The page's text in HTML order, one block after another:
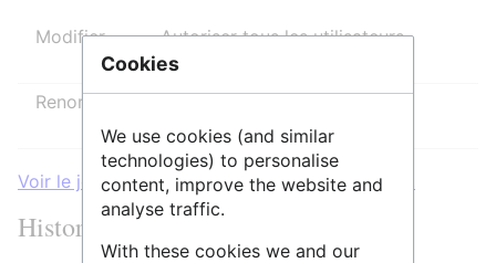
Modifier
Autoriser tous les utilisateurs
(infini)
Renommer
(infini)
Voir le journal des protections pour cette page.
Historique des modifications
Cookies
We use cookies (and similar
technologies) to personalise
content, improve the website and
analyse traffic.
With these cookies we and our